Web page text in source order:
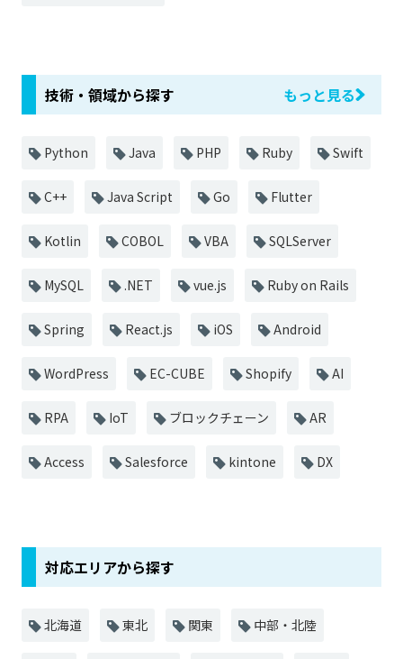
技術・領域から探す もっと見る
Python Java PHP Ruby Swift
C++ Java Script Go Flutter
Kotlin COBOL VBA SQLServer
MySQL .NET vue.js Ruby on Rails
Spring React.js iOS Android
WordPress EC-CUBE Shopify AI
RPA IoT ブロックチェーン AR
Access Salesforce kintone DX
対応エリアから探す
北海道 東北 関東 中部・北陸